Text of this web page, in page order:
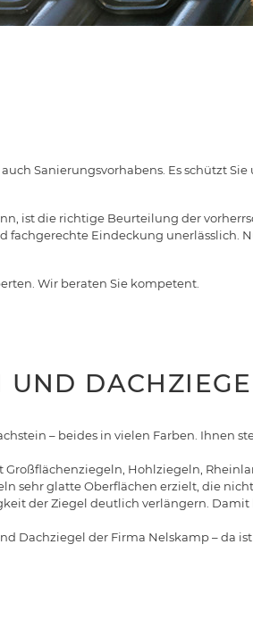
Sanierungsvorhabens. Es schützt
ist die richtige Beurteilung der
Eindeckung unerlässlich.
Wir beraten Sie kompetent.
– beides in vielen Farben. Ihnen
Hohlziegeln,
sehr glatte Oberflächen erzielt, die
der Ziegel deutlich verlängern. Damit
Dachziegel der Firma Nelskamp – da